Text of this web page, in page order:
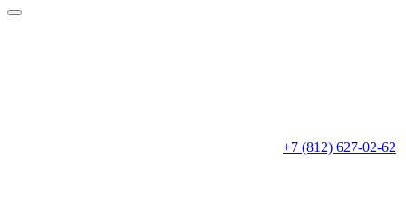
+7 (812) 627-02-62